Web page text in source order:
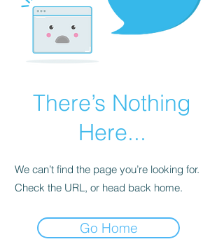
There’s Nothing
Here...
We can’t find the page you’re looking for.
Check the URL, or head back home.
Go Home